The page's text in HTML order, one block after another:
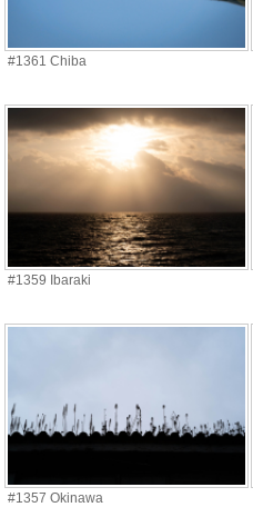
#1361 Chiba
#1359 Ibaraki
#1357 Okinawa